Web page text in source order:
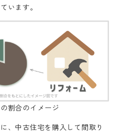
います。
割合のイメージ
、中古住宅を購入して間取り